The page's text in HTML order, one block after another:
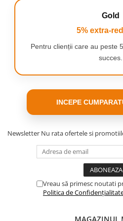
MULTE
Difuzorul va
de manevra
alegeti cum sa
preferata. Puteti
prin conectarea la dispozitiv
prin conectarea la computer
prin stick de memorie USB,
folosind functia radio FM
KARAOKE
Surprindeti-va
turneu de
conecta un
prin portul AUX
asocia
Gold
5% extra-
Pentru clienții care au peste
succes.
INCEPE
Newsletter Nu rata ofertele si
Vreau să primesc noutati
Politica de
MAGAZINUL